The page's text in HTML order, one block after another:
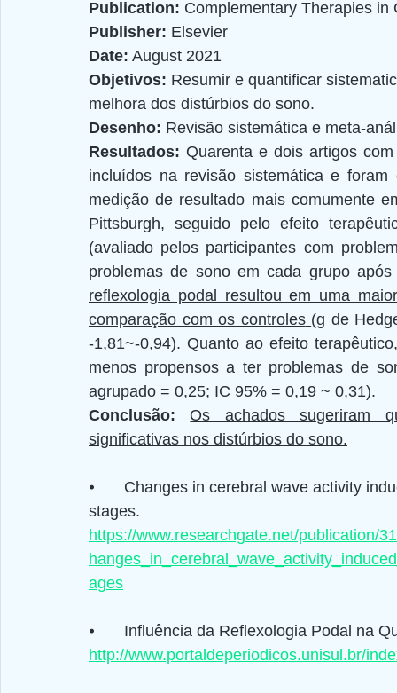
Publication: Complementary Therapies in
Publisher: Elsevier
Date: August 2021
Objetivos: Resumir e quantificar
melhora dos distúrbios do sono.
Desenho: Revisão sistemática e meta-
Resultados: Quarenta e dois artigos
incluídos na revisão sistemática e
medição de resultado mais comumente
Pittsburgh, seguido pelo efeito
(avaliado pelos participantes com
problemas de sono em cada grupo
reflexologia podal resultou em uma
comparação com os controles (g de
-1,81~-0,94). Quanto ao efeito
menos propensos a ter problemas de
agrupado = 0,25; IC 95% = 0,19 ~ 0,31).
Conclusão: Os achados sugeriram
significativas nos distúrbios do sono.
⦁	Changes in cerebral wave activity induced by reflexology promote N1 and N2 sleep
stages.
https://www.researchgate.net/publication/
ages
⦁	Influência da Reflexologia Podal na
http://www.portaldeperiodicos.unisul.br/